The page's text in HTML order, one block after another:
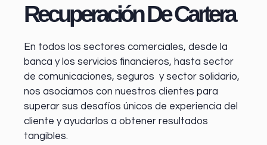
Recuperación De Cartera
En todos los sectores comerciales, desde la
banca y los servicios financieros, hasta sector
de comunicaciones, seguros y sector solidario,
nos asociamos con nuestros clientes para
superar sus desafíos únicos de experiencia del
cliente y ayudarlos a obtener resultados
tangibles.